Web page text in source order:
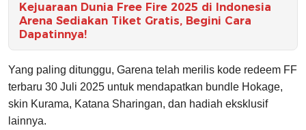
Kejuaraan Dunia Free Fire 2025 di Indonesia
Arena Sediakan Tiket Gratis, Begini Cara
Dapatinnya!
Yang paling ditunggu, Garena telah merilis kode redeem FF
terbaru 30 Juli 2025 untuk mendapatkan bundle Hokage,
skin Kurama, Katana Sharingan, dan hadiah eksklusif
lainnya.